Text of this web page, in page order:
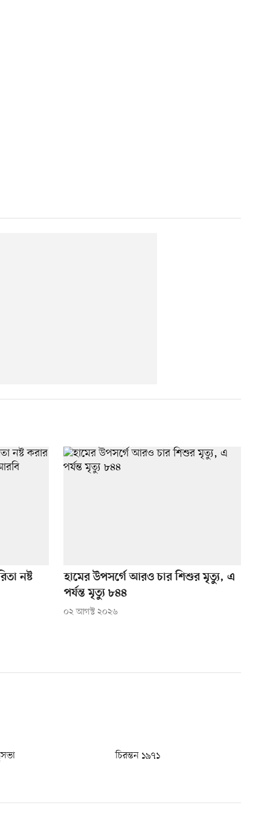
নষ্ট
হামের উপসর্গে আরও চার শিশুর মৃত্যু, এ
পর্যন্ত মৃত্যু ৮৪৪
০২ আগস্ট ২০২৬
চিরন্তন ১৯৭১